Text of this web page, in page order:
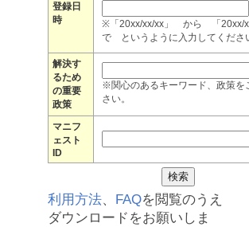
登録日
時
※「20xx/xx/xx」 から 「20xx/
で というように入力してくださ
解決す
るため
の重要
政策
※関心のあるキーワード、政策を
さい。
マニフ
ェスト
ID
利用方法、 FAQを閲覧のうえ
ダウンロードをお願いしま